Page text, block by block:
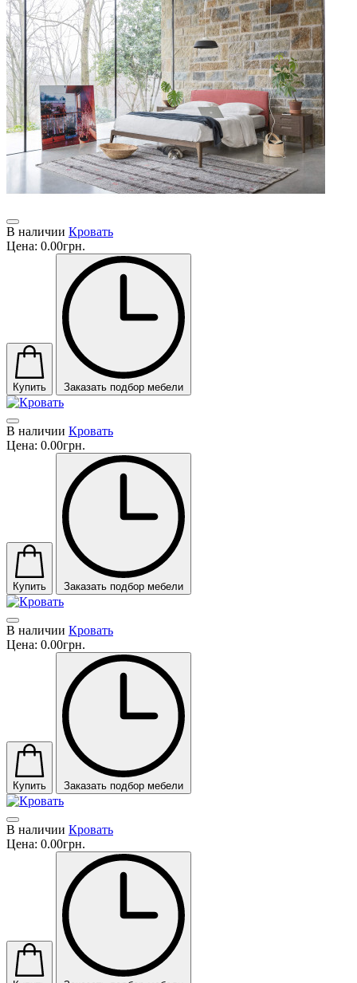
В наличии Кровать
Цена: 0.00грн.
Купить Заказать подбор мебели
В наличии Кровать
Цена: 0.00грн.
Купить Заказать подбор мебели
В наличии Кровать
Цена: 0.00грн.
Купить Заказать подбор мебели
В наличии Кровать
Цена: 0.00грн.